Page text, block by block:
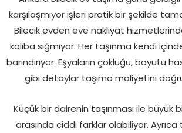
karşılaşmıyor işleri pratik bir şekilde
Bilecik evden eve nakliyat
kalıba sığmıyor. Her taşınma kendi
barındırıyor. Eşyaların çokluğu, boyutu
gibi detaylar taşıma maliyetini
Küçük bir dairenin taşınması ile büyük
arasında ciddi farklar olabiliyor. Ayrıca